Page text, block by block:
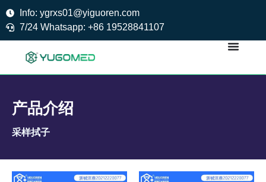
content
Info: ygrxs01@yiguoren.com
7/24 Whatsapp: +86 19528841107
产品介绍
采样拭子